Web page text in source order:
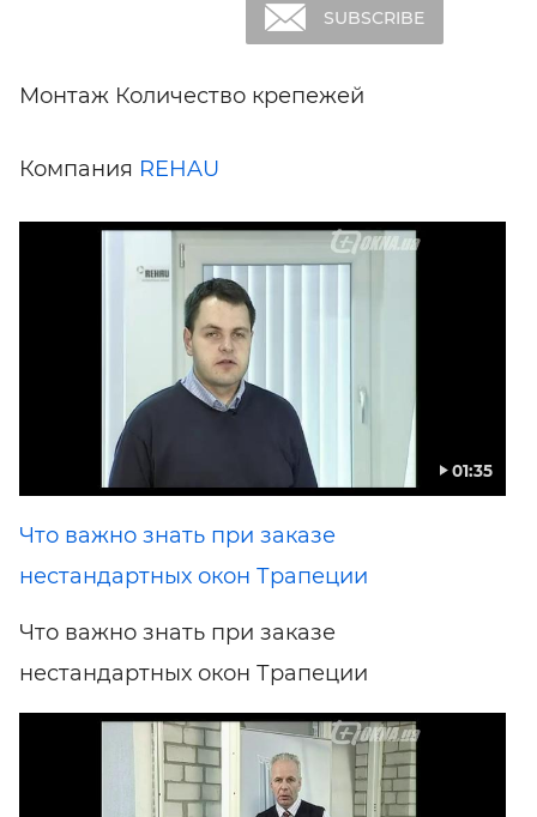
SUBSCRIBE
Монтаж Количество крепежей
Компания REHAU
01:35
Что важно знать при заказе
нестандартных окон Трапеции
Что важно знать при заказе
нестандартных окон Трапеции